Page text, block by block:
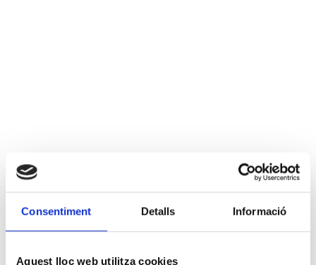
Consentiment Detalls Informació
Aquest lloc web utilitza cookies